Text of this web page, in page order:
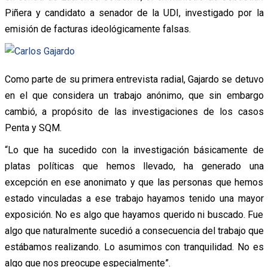
Piñera y candidato a senador de la UDI, investigado por la
emisión de facturas ideológicamente falsas.
Como parte de su primera entrevista radial, Gajardo se detuvo
en el que considera un trabajo anónimo, que sin embargo
cambió, a propósito de las investigaciones de los casos
Penta y SQM.
“Lo que ha sucedido con la investigación básicamente de
platas políticas que hemos llevado, ha generado una
excepción en ese anonimato y que las personas que hemos
estado vinculadas a ese trabajo hayamos tenido una mayor
exposición. No es algo que hayamos querido ni buscado. Fue
algo que naturalmente sucedió a consecuencia del trabajo que
estábamos realizando. Lo asumimos con tranquilidad. No es
algo que nos preocupe especialmente”.